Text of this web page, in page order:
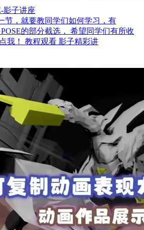
影子讲座
节，就要教同学们如何学习，有
的部分截选， 希望同学们有所收
我！ 教程观看 影子精彩讲